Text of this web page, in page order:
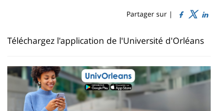
Partager sur |
Contenu
la
page
principale
Téléchargez l'application de l'Université d'Orléans